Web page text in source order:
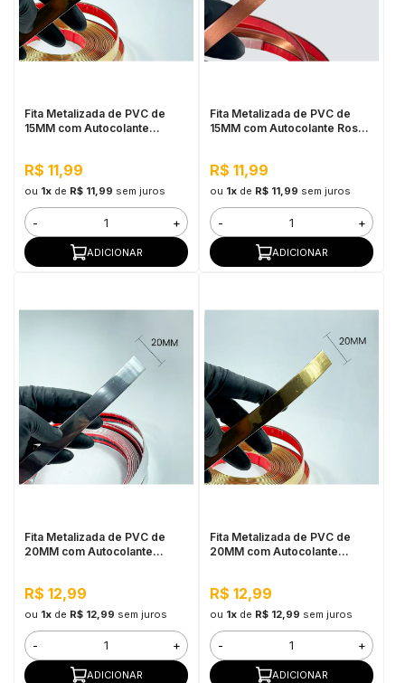
Fita Metalizada de PVC de
15MM com Autocolante
R$ 11,99
ou 1xde R$ 11,99 sem juros
- +
ADICIONAR
Fita Metalizada de PVC de
15MM com Autocolante Rose
R$ 11,99
ou 1xde R$ 11,99 sem juros
- +
ADICIONAR
Fita Metalizada de PVC de
20MM com Autocolante
R$ 12,99
ou 1xde R$ 12,99 sem juros
- +
ADICIONAR
Fita Metalizada de PVC de
20MM com Autocolante
R$ 12,99
ou 1xde R$ 12,99 sem juros
- +
ADICIONAR